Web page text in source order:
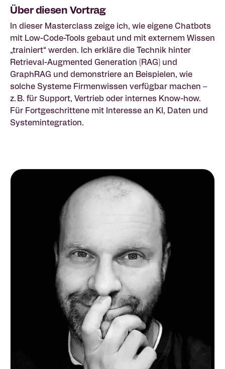
Über diesen Vortrag
In dieser Masterclass zeige ich, wie eigene Chatbots
mit Low-Code-Tools gebaut und mit externem Wissen
„trainiert“ werden. Ich erkläre die Technik hinter
Retrieval-Augmented Generation (RAG) und
GraphRAG und demonstriere an Beispielen, wie
solche Systeme Firmenwissen verfügbar machen –
z. B. für Support, Vertrieb oder internes Know-how.
Für Fortgeschrittene mit Interesse an KI, Daten und
Systemintegration.